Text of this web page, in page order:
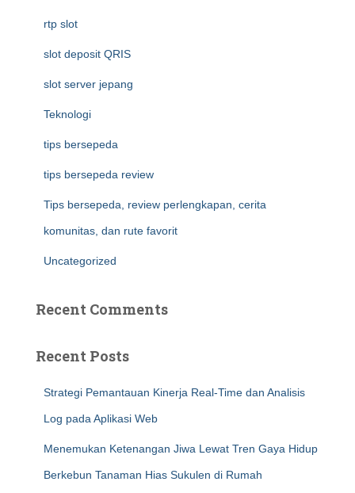
rtp slot
slot deposit QRIS
slot server jepang
Teknologi
tips bersepeda
tips bersepeda review
Tips bersepeda, review perlengkapan, cerita
komunitas, dan rute favorit
Uncategorized
Recent Comments
Recent Posts
Strategi Pemantauan Kinerja Real-Time dan Analisis
Log pada Aplikasi Web
Menemukan Ketenangan Jiwa Lewat Tren Gaya Hidup
Berkebun Tanaman Hias Sukulen di Rumah